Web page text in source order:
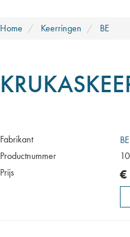
Home Keerringen BE
Fabrikant
BE
Productnummer
Prijs
€